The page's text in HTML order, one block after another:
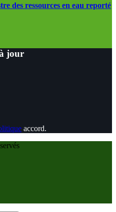
des ressources en eau reporté
jour
accord.